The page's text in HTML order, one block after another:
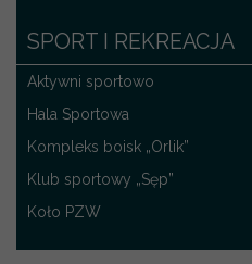
SPORT I REKREACJA
Aktywni sportowo
Hala Sportowa
Kompleks boisk „Orlik”
Klub sportowy „Sęp”
Koło PZW